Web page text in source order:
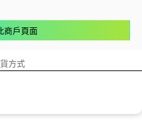
商戶頁面
方式